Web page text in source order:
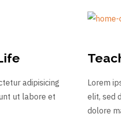
adipisicing
ut labore et
Lorem
elit, sed
dolore